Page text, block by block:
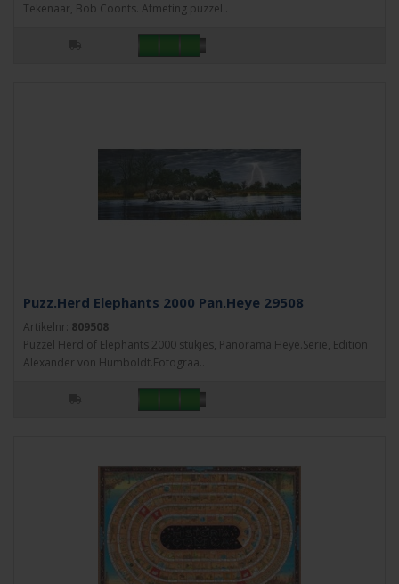
Tekenaar, Bob Coonts. Afmeting puzzel..
Puzz.Herd Elephants 2000 Pan.Heye 29508
Artikelnr: 809508
Puzzel Herd of Elephants 2000 stukjes, Panorama Heye.Serie, Edition
Alexander von Humboldt.Fotograa..